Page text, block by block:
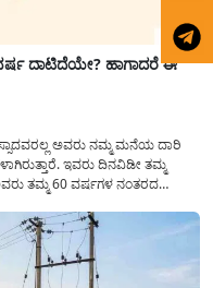
ದಾಟಿದೆಯೇ? ಹಾಗಾದರೆ ಈ
ಅವರು ನಮ್ಮ ಮನೆಯ ದಾರಿ
ಇವರು ದಿನವಿಡೀ ತಮ್ಮ
ತಮ್ಮ 60 ವರ್ಷಗಳ ನಂತರದ